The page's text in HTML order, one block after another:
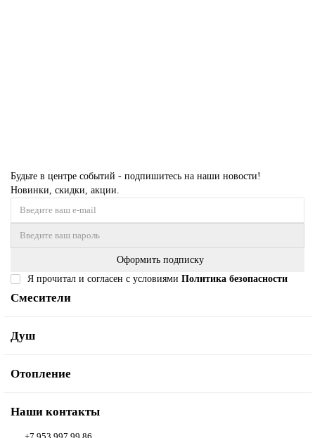
Будьте в центре событий - подпишитесь на наши новости!
Новинки, скидки, акции.
Оформить подписку
Я прочитал и согласен с условиями Политика безопасности
Смесители
Душ
Отопление
Наши контакты